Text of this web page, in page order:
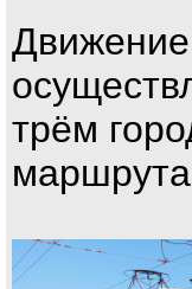
Движение
трём